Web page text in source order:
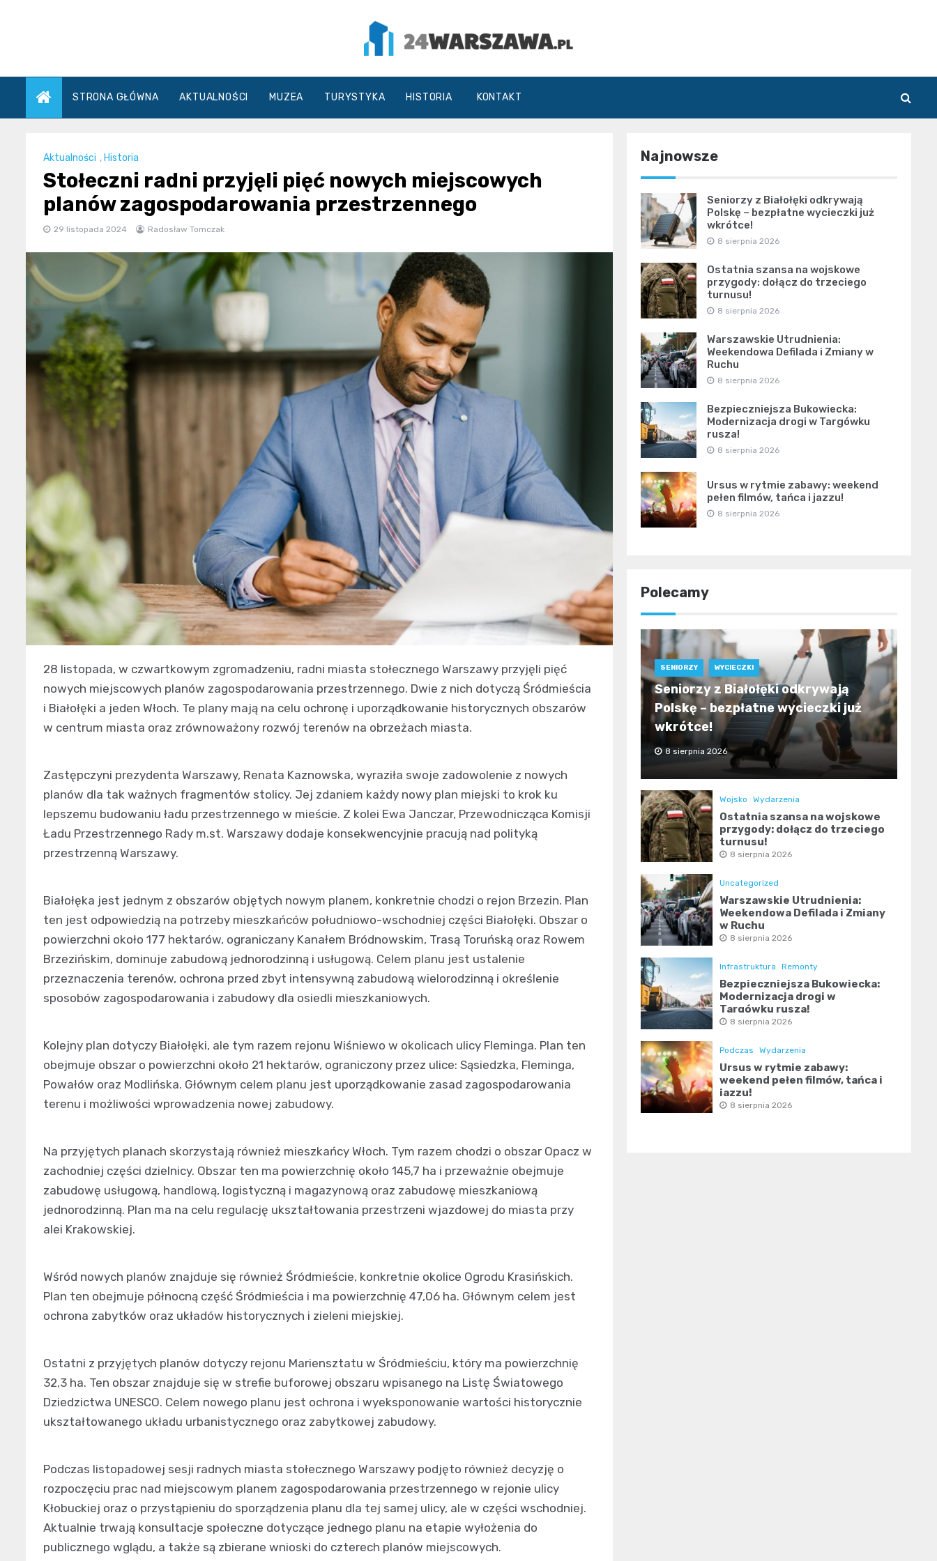
24Warszawa.pl
STRONA GŁÓWNA AKTUALNOŚCI MUZEA TURYSTYKA HISTORIA KONTAKT
Aktualności , Historia
Stołeczni radni przyjęli pięć nowych miejscowych
planów zagospodarowania przestrzennego
29 listopada 2024 Radosław Tomczak
28 listopada, w czwartkowym zgromadzeniu, radni miasta stołecznego Warszawy przyjęli pięć
nowych miejscowych planów zagospodarowania przestrzennego. Dwie z nich dotyczą Śródmieścia
i Białołęki a jeden Włoch. Te plany mają na celu ochronę i uporządkowanie historycznych obszarów
w centrum miasta oraz zrównoważony rozwój terenów na obrzeżach miasta.
Zastępczyni prezydenta Warszawy, Renata Kaznowska, wyraziła swoje zadowolenie z nowych
planów dla tak ważnych fragmentów stolicy. Jej zdaniem każdy nowy plan miejski to krok ku
lepszemu budowaniu ładu przestrzennego w mieście. Z kolei Ewa Janczar, Przewodnicząca Komisji
Ładu Przestrzennego Rady m.st. Warszawy dodaje konsekwencyjnie pracują nad polityką
przestrzenną Warszawy.
Białołęka jest jednym z obszarów objętych nowym planem, konkretnie chodzi o rejon Brzezin. Plan
ten jest odpowiedzią na potrzeby mieszkańców południowo-wschodniej części Białołęki. Obszar o
powierzchni około 177 hektarów, ograniczany Kanałem Bródnowskim, Trasą Toruńską oraz Rowem
Brzezińskim, dominuje zabudową jednorodzinną i usługową. Celem planu jest ustalenie
przeznaczenia terenów, ochrona przed zbyt intensywną zabudową wielorodzinną i określenie
sposobów zagospodarowania i zabudowy dla osiedli mieszkaniowych.
Kolejny plan dotyczy Białołęki, ale tym razem rejonu Wiśniewo w okolicach ulicy Fleminga. Plan ten
obejmuje obszar o powierzchni około 21 hektarów, ograniczony przez ulice: Sąsiedzka, Fleminga,
Powałów oraz Modlińska. Głównym celem planu jest uporządkowanie zasad zagospodarowania
terenu i możliwości wprowadzenia nowej zabudowy.
Na przyjętych planach skorzystają również mieszkańcy Włoch. Tym razem chodzi o obszar Opacz w
zachodniej części dzielnicy. Obszar ten ma powierzchnię około 145,7 ha i przeważnie obejmuje
zabudowę usługową, handlową, logistyczną i magazynową oraz zabudowę mieszkaniową
jednorodzinną. Plan ma na celu regulację ukształtowania przestrzeni wjazdowej do miasta przy
alei Krakowskiej.
Wśród nowych planów znajduje się również Śródmieście, konkretnie okolice Ogrodu Krasińskich.
Plan ten obejmuje północną część Śródmieścia i ma powierzchnię 47,06 ha. Głównym celem jest
ochrona zabytków oraz układów historycznych i zieleni miejskiej.
Ostatni z przyjętych planów dotyczy rejonu Mariensztatu w Śródmieściu, który ma powierzchnię
32,3 ha. Ten obszar znajduje się w strefie buforowej obszaru wpisanego na Listę Światowego
Dziedzictwa UNESCO. Celem nowego planu jest ochrona i wyeksponowanie wartości historycznie
ukształtowanego układu urbanistycznego oraz zabytkowej zabudowy.
Podczas listopadowej sesji radnych miasta stołecznego Warszawy podjęto również decyzję o
rozpoczęciu prac nad miejscowym planem zagospodarowania przestrzennego w rejonie ulicy
Kłobuckiej oraz o przystąpieniu do sporządzenia planu dla tej samej ulicy, ale w części wschodniej.
Aktualnie trwają konsultacje społeczne dotyczące jednego planu na etapie wyłożenia do
publicznego wglądu, a także są zbierane wnioski do czterech planów miejscowych.
Najnowsze
Seniorzy z Białołęki odkrywają
Polskę – bezpłatne wycieczki już
wkrótce!
8 sierpnia 2026
Ostatnia szansa na wojskowe
przygody: dołącz do trzeciego
turnusu!
8 sierpnia 2026
Warszawskie Utrudnienia:
Weekendowa Defilada i Zmiany w
Ruchu
8 sierpnia 2026
Bezpieczniejsza Bukowiecka:
Modernizacja drogi w Targówku
rusza!
8 sierpnia 2026
Ursus w rytmie zabawy: weekend
pełen filmów, tańca i jazzu!
8 sierpnia 2026
Polecamy
SENIORZY WYCIECZKI
Seniorzy z Białołęki odkrywają
Polskę – bezpłatne wycieczki już
wkrótce!
8 sierpnia 2026
Wojsko Wydarzenia
Ostatnia szansa na wojskowe
przygody: dołącz do trzeciego
turnusu!
8 sierpnia 2026
Uncategorized
Warszawskie Utrudnienia:
Weekendowa Defilada i Zmiany
w Ruchu
8 sierpnia 2026
Infrastruktura Remonty
Bezpieczniejsza Bukowiecka:
Modernizacja drogi w
Targówku rusza!
8 sierpnia 2026
Podczas Wydarzenia
Ursus w rytmie zabawy:
weekend pełen filmów, tańca i
jazzu!
8 sierpnia 2026